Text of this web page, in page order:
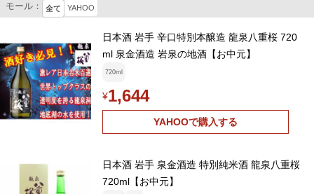
モール： 全て YAHOO
日本酒 岩手 辛口特別本醸造 龍泉八重桜 720
ml 泉金酒造 岩泉の地酒【お中元】
720ml
¥1,644
YAHOOで購入する
日本酒 岩手 泉金酒造 特別純米酒 龍泉八重桜
720ml【お中元】